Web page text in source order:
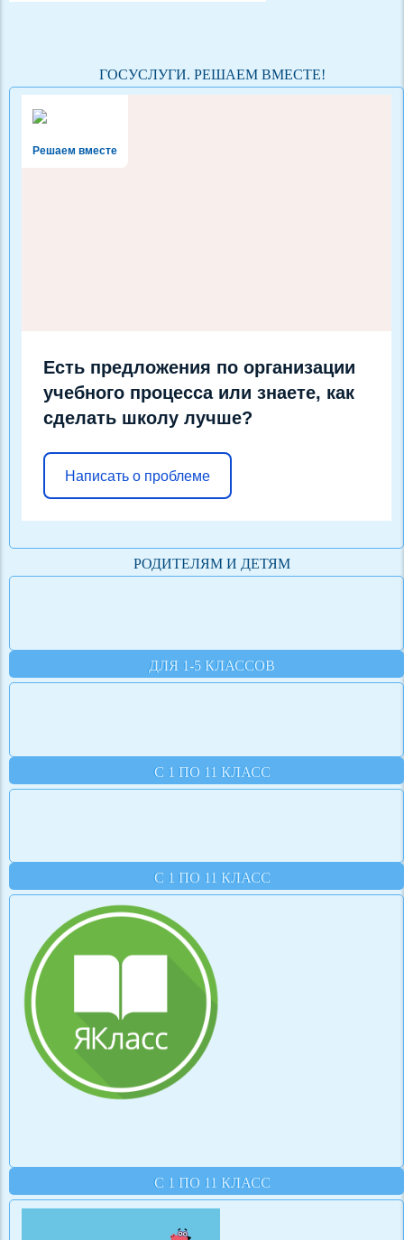
ГОСУСЛУГИ. РЕШАЕМ ВМЕСТЕ!
Решаем вместе
Есть предложения по организации
учебного процесса или знаете, как
сделать школу лучше?
Написать о проблеме
РОДИТЕЛЯМ И ДЕТЯМ
ДЛЯ 1-5 КЛАССОВ
С 1 ПО 11 КЛАСС
С 1 ПО 11 КЛАСС
С 1 ПО 11 КЛАСС